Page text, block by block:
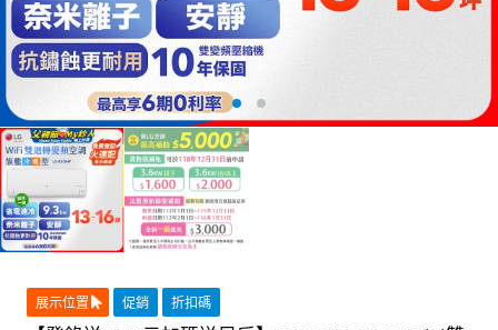
展示位置 促銷 折扣碼